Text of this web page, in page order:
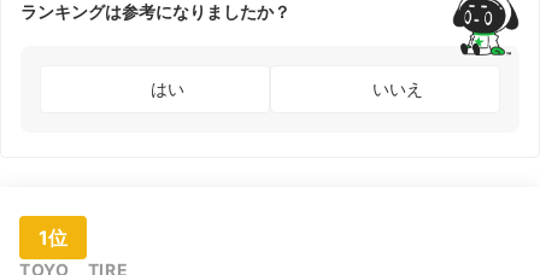
ランキングは参考になりましたか？
はい いいえ
1位
TOYO TIRE